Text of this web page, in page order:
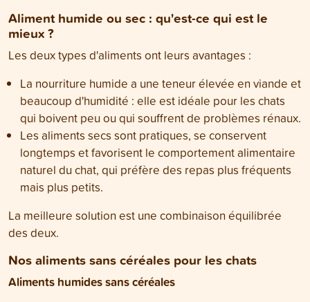
Aliment humide ou sec : qu'est-ce qui est le
mieux ?
Les deux types d'aliments ont leurs avantages :
La nourriture humide a une teneur élevée en viande et
beaucoup d'humidité : elle est idéale pour les chats
qui boivent peu ou qui souffrent de problèmes rénaux.
Les aliments secs sont pratiques, se conservent
longtemps et favorisent le comportement alimentaire
naturel du chat, qui préfère des repas plus fréquents
mais plus petits.
La meilleure solution est une combinaison équilibrée
des deux.
Nos aliments sans céréales pour les chats
Aliments humides sans céréales